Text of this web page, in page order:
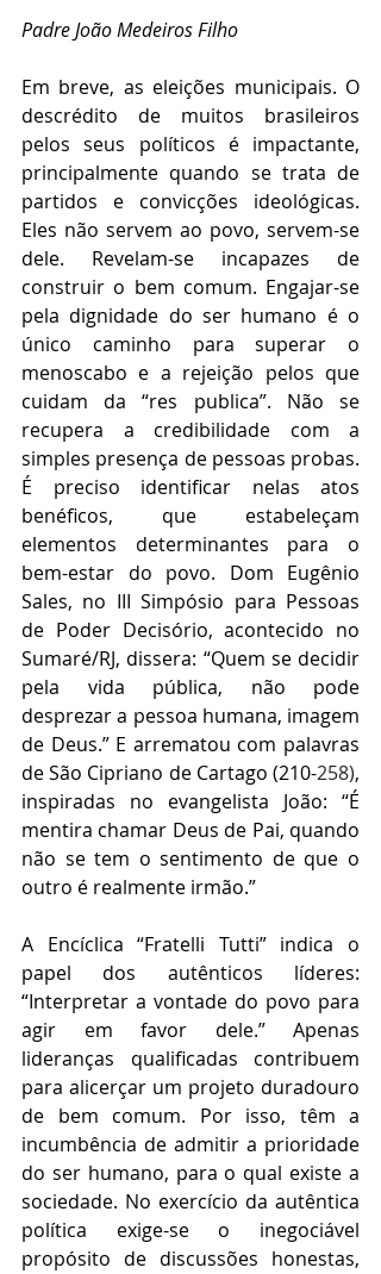
Padre João Medeiros Filho
Em breve, as eleições municipais. O
descrédito de muitos brasileiros
pelos seus políticos é impactante,
principalmente quando se trata de
partidos e convicções ideológicas.
Eles não servem ao povo, servem-se
dele. Revelam-se incapazes de
construir o bem comum. Engajar-se
pela dignidade do ser humano é o
único caminho para superar o
menoscabo e a rejeição pelos que
cuidam da “res publica”. Não se
recupera a credibilidade com a
simples presença de pessoas probas.
É preciso identificar nelas atos
benéficos, que estabeleçam
elementos determinantes para o
bem-estar do povo. Dom Eugênio
Sales, no III Simpósio para Pessoas
de Poder Decisório, acontecido no
Sumaré/RJ, dissera: “Quem se decidir
pela vida pública, não pode
desprezar a pessoa humana, imagem
de Deus.” E arrematou com palavras
de São Cipriano de Cartago (210-258),
inspiradas no evangelista João: “É
mentira chamar Deus de Pai, quando
não se tem o sentimento de que o
outro é realmente irmão.”
A Encíclica “Fratelli Tutti” indica o
papel dos autênticos líderes:
“Interpretar a vontade do povo para
agir em favor dele.” Apenas
lideranças qualificadas contribuem
para alicerçar um projeto duradouro
de bem comum. Por isso, têm a
incumbência de admitir a prioridade
do ser humano, para o qual existe a
sociedade. No exercício da autêntica
política exige-se o inegociável
propósito de discussões honestas,